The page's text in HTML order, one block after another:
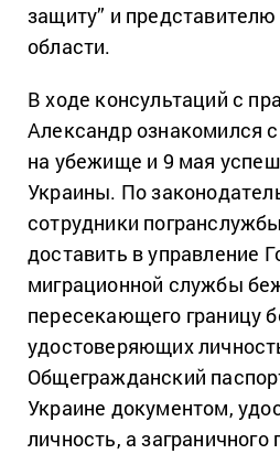
защиту” и
области.
В ходе консультаций с
Александр ознакомился
на убежище и 9 мая
Украины. По
сотрудники
доставить в управление
миграционной службы
пересекающего границу
удостоверяющих
Общегражданский
Украине документом,
личность, а